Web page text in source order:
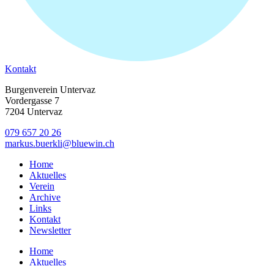
Kontakt
Burgenverein Untervaz
Vordergasse 7
7204 Untervaz
079 657 20 26
markus.buerkli@bluewin.ch
Home
Aktuelles
Verein
Archive
Links
Kontakt
Newsletter
Home
Aktuelles